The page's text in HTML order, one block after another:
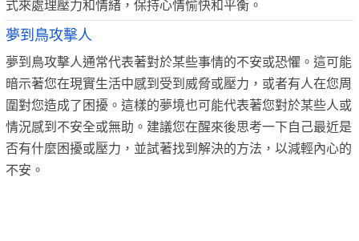
式來處理壓力和情緒，保持心情愉快和平衡。
夢到鳥攻擊人
夢到鳥攻擊人通常代表著對於某些事情的不安或恐懼。這可能
暗示著您在現實生活中感到受到威脅或壓力，或者有人在您周
圍對您造成了困擾。這樣的夢境也可能代表著您對於某些人或
情況感到不安全或無助。建議您在醒來後思考一下自己最近是
否有什麼困擾或壓力，並試著找到解決的方法，以減輕內心的
不安。